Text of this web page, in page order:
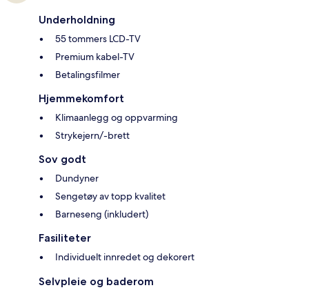
Underholdning
55 tommers LCD-TV
Premium kabel-TV
Betalingsfilmer
Hjemmekomfort
Klimaanlegg og oppvarming
Strykejern/-brett
Sov godt
Dundyner
Sengetøy av topp kvalitet
Barneseng (inkludert)
Fasiliteter
Individuelt innredet og dekorert
Selvpleie og baderom